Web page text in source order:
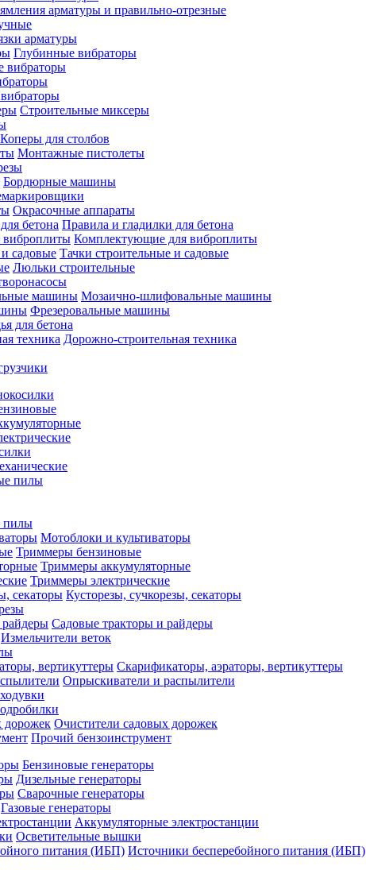
арматуры и правильно-отрезные
арматуры
Глубинные вибраторы
вибраторы
Строительные миксеры
Коперы для столбов
Монтажные пистолеты
Бордюрные машины
Окрасочные аппараты
Правила и гладилки для бетона
Комплектующие для виброплиты
Тачки строительные и садовые
Люльки строительные
Мозаично-шлифовальные машины
Фрезеровальные машины
для бетона
Дорожно-строительная техника
пилы
пилы
Мотоблоки и культиваторы
Триммеры бензиновые
Триммеры аккумуляторные
Триммеры электрические
Кусторезы, сучкорезы, секаторы
Садовые тракторы и райдеры
Измельчители веток
Скарификаторы, аэраторы, вертикуттеры
Опрыскиватели и распылители
Очистители садовых дорожек
Прочий бензоинструмент
Бензиновые генераторы
Дизельные генераторы
Сварочные генераторы
Газовые генераторы
Аккумуляторные электростанции
Осветительные вышки
Источники бесперебойного питания (ИБП)